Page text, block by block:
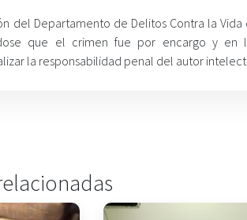
del Departamento de Delitos Contra la
que el crimen fue por encargo y en
la responsabilidad penal del autor